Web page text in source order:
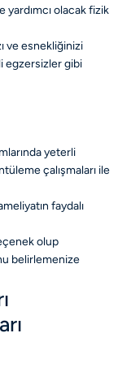
yardımcı olacak fizik
ve esnekliğinizi
egzersizler gibi
yeterli
çalışmaları ile
faydalı
olup
belirlemenize